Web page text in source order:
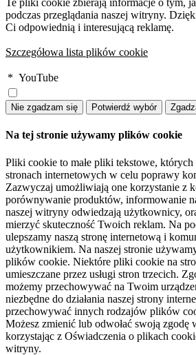
Te pliki cookie zbierają informacje o tym,
podczas przeglądania naszej witryny.
Ci odpowiednią i interesującą reklamę.
Szczegółowa lista plików cookie
* YouTube
Na tej stronie używamy plików cookie
Pliki cookie to małe pliki tekstowe, których
stronach internetowych w celu poprawy
Zazwyczaj umożliwiają one korzystanie z
porównywanie produktów, informowanie
naszej witryny odwiedzają użytkownicy,
mierzyć skuteczność Twoich reklam. Na
ulepszamy naszą stronę internetową i
użytkownikiem. Na naszej stronie
plików cookie. Niektóre pliki cookie na
umieszczane przez usługi stron trzecich.
możemy przechowywać na Twoim
niezbędne do działania naszej strony
przechowywać innych rodzajów plików
Możesz zmienić lub odwołać swoją zgodę
korzystając z Oświadczenia o plikach
witryny.